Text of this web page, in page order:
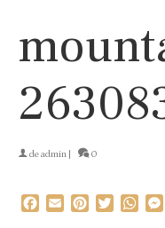
deadmin 0
Facebook
EmailPinterestTwitter